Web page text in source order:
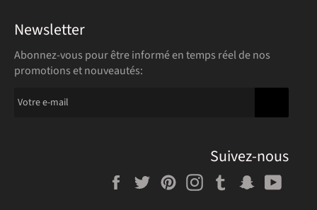
Newsletter
Abonnez-vous pour être informé en temps réel de nos
promotions et nouveautés:
Suivez-nous
FacebookTwitterPinterestInstagramTumblrSnapchat